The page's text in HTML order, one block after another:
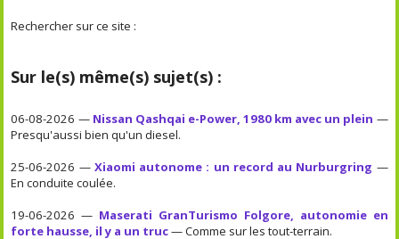
Rechercher sur ce site :
Sur le(s) même(s) sujet(s) :
06-08-2026 — Nissan Qashqai e-Power, 1980 km avec un plein —
Presqu'aussi bien qu'un diesel.
25-06-2026 — Xiaomi autonome : un record au Nurburgring —
En conduite coulée.
19-06-2026 — Maserati GranTurismo Folgore, autonomie en
forte hausse, il y a un truc— Comme sur les tout-terrain.